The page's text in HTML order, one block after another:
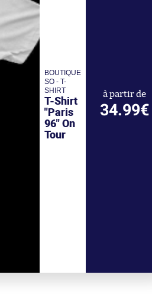
BOUTIQUE
SO - T-
SHIRT
T-Shirt
"Paris
96" On
Tour
à partir de
34.99€